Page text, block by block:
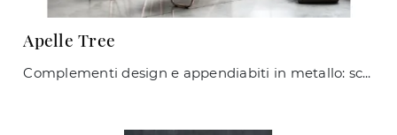
Apelle Tree
Complementi design e appendiabiti in metallo: scopri di più sul modello Apelle Tree di Midj e potrai completare i tuoi interni.